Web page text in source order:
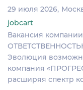
29 июля 2026
jobcart
Вакансия
Эволюция
компания
расширяя спектр